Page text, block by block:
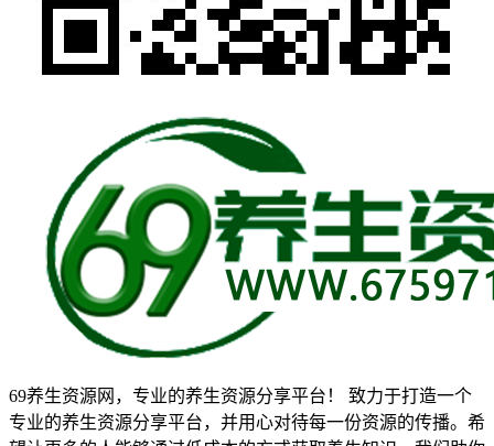
69养生资源网，专业的养生资源分享平台！ 致力于打造一个
专业的养生资源分享平台，并用心对待每一份资源的传播。希